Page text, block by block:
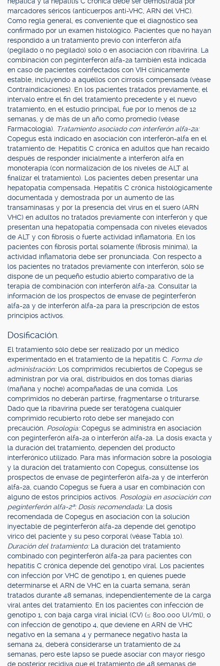
marcadores séricos (anticuerpos anti-VHC, ARN del VHC).
Como regla general, es conveniente que el diagnóstico sea
confirmado por un examen histológico. Pacientes que no hayan
respondido a un tratamiento previo con interferón alfa
(pegilado o no pegilado) solo o en asociación con ribavirina. La
combinación con peginterferón alfa-2a también está indicada
en caso de pacientes coinfectados con VIH clínicamente
estable, incluyendo a aquéllos con cirrosis compensada (véase
Contraindicaciones). En los pacientes tratados previamente, el
intervalo entre el fin del tratamiento precedente y el nuevo
tratamiento, en el estudio principal, fue por lo menos de 12
semanas, y de más de un año como promedio (véase
Farmacología). Tratamiento asociado con interferón alfa-2a:
Copegus está indicado en asociación con interferón-alfa en el
tratamiento de: Hepatitis C crónica en adultos que han recaído
después de responder inicialmente a interferón alfa en
monoterapia (con normalización de los niveles de ALT al
finalizar el tratamiento). Los pacientes deben presentar una
hepatopatía compensada. Hepatitis C crónica histológicamente
documentada y demostrada por un aumento de las
transaminasas y por la presencia del virus en el suero (ARN
VHC) en adultos no tratados previamente con interferón y que
presentan una hepatopatía compensada con niveles elevados
de ALT y con fibrosis o fuerte actividad inflamatoria. En los
pacientes con fibrosis portal solamente (fibrosis mínima), la
actividad inflamatoria debe ser pronunciada. Con respecto a
los pacientes no tratados previamente con interferón, sólo se
dispone de un pequeño estudio abierto comparativo de la
terapia de combinación con interferón alfa-2a. Consultar la
información de los prospectos de envase de peginterferón
alfa-2a y de interferón alfa-2a para la prescripción de estos
principios activos.
Dosificación.
El tratamiento sólo debe ser realizado por un médico
experimentado en el tratamiento de la hepatitis C. Forma de
administración: Los comprimidos recubiertos de Copegus se
administran por vía oral, distribuidos en dos tomas diarias
(mañana y noche) acompañadas de una comida. Los
comprimidos no deberán partirse, fragmentarse o triturarse.
Dado que la ribavirina puede ser teratógena cualquier
comprimido recubierto roto debe ser manejado con
precaución. Posología:Copegus se administra en asociación
con peginterferón alfa-2a o interferón alfa-2a. La dosis exacta y
la duración del tratamiento, dependen del producto
interferónico utilizado. Para más información sobre la posología
y la duración del tratamiento con Copegus, consúltense los
prospectos de envase de peginterferón alfa-2a y de interferón
alfa-2a, cuando Copegus se fuera a usar en combinación con
alguno de estos principios activos. Posología en asociación con
peginterferón alfa-2ª: Dosis recomendada: La dosis
recomendada de Copegus en asociación con la solución
inyectable de peginterferón alfa-2a depende del genotipo
vírico del paciente y su peso corporal (véase Tabla 10).
Duración del tratamiento: La duración del tratamiento
combinado con peginterferón alfa-2a para pacientes con
hepatitis C crónica depende del genotipo viral. Los pacientes
con infección por VHC de genotipo 1, en quienes puede
determinarse el ARN de VHC en la cuarta semana, serán
tratados durante 48 semanas, independientemente de la carga
viral antes del tratamiento. En los pacientes con infección de
genotipo 1, con baja carga viral inicial (CV) (≤ 800.000 UI/ml), o
con infección de genotipo 4, que deviene en ARN de VHC
negativo en la semana 4 y permanece negativo hasta la
semana 24, deberá considerarse un tratamiento de 24
semanas, pero este lapso se puede asociar con mayor riesgo
de posterior recidiva que el tratamiento de 48 semanas de